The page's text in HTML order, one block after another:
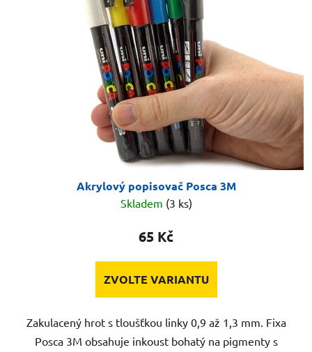
Akrylový popisovač Posca 3M
Skladem (3 ks)
65 Kč
ZVOLTE VARIANTU
Zakulacený hrot s tloušťkou linky 0,9 až 1,3 mm. Fixa
Posca 3M obsahuje inkoust bohatý na pigmenty s